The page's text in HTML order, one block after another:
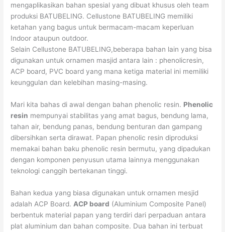
mengaplikasikan bahan spesial yang dibuat khusus oleh team
produksi BATUBELING. Cellustone BATUBELING memiliki
ketahan yang bagus untuk bermacam-macam keperluan
Indoor ataupun outdoor.
Selain Cellustone BATUBELING,beberapa bahan lain yang bisa
digunakan untuk ornamen masjid antara lain : phenolicresin,
ACP board, PVC board yang mana ketiga material ini memiliki
keunggulan dan kelebihan masing-masing.
Mari kita bahas di awal dengan bahan phenolic resin. Phenolic
resin mempunyai stabilitas yang amat bagus, bendung lama,
tahan air, bendung panas, bendung benturan dan gampang
dibersihkan serta dirawat. Papan phenolic resin diproduksi
memakai bahan baku phenolic resin bermutu, yang dipadukan
dengan komponen penyusun utama lainnya menggunakan
teknologi canggih bertekanan tinggi.
Bahan kedua yang biasa digunakan untuk ornamen mesjid
adalah ACP Board. ACP board (Aluminium Composite Panel)
berbentuk material papan yang terdiri dari perpaduan antara
plat aluminium dan bahan composite. Dua bahan ini terbuat